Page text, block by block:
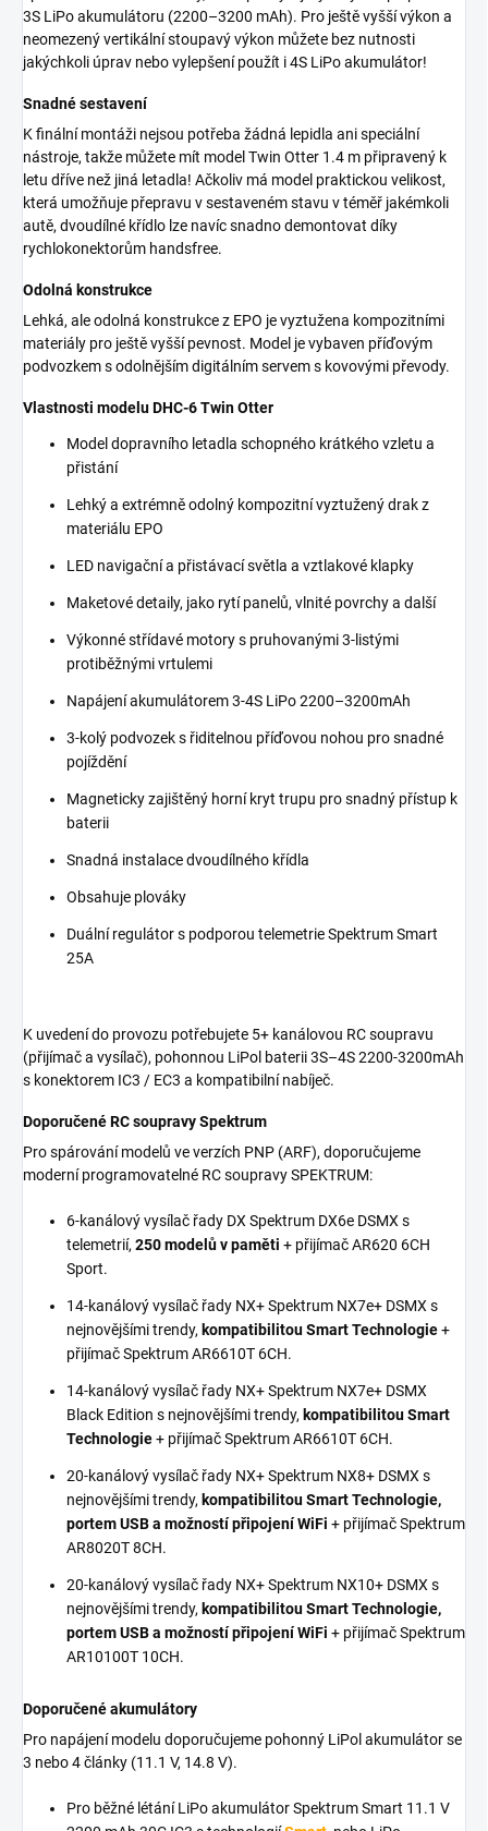
3S LiPo akumulátoru (2200–3200 mAh). Pro ještě vyšší výkon a
neomezený vertikální stoupavý výkon můžete bez nutnosti
jakýchkoli úprav nebo vylepšení použít i 4S LiPo akumulátor!
Snadné sestavení
K finální montáži nejsou potřeba žádná lepidla ani speciální
nástroje, takže můžete mít model Twin Otter 1.4 m připravený k
letu dříve než jiná letadla! Ačkoliv má model praktickou velikost,
která umožňuje přepravu v sestaveném stavu v téměř jakémkoli
autě, dvoudílné křídlo lze navíc snadno demontovat díky
rychlokonektorům handsfree.
Odolná konstrukce
Lehká, ale odolná konstrukce z EPO je vyztužena kompozitními
materiály pro ještě vyšší pevnost. Model je vybaven příďovým
podvozkem s odolnějším digitálním servem s kovovými převody.
Vlastnosti modelu DHC-6 Twin Otter
Model dopravního letadla schopného krátkého vzletu a
přistání
Lehký a extrémně odolný kompozitní vyztužený drak z
materiálu EPO
LED navigační a přistávací světla a vztlakové klapky
Maketové detaily, jako rytí panelů, vlnité povrchy a další
Výkonné střídavé motory s pruhovanými 3-listými
protiběžnými vrtulemi
Napájení akumulátorem 3-4S LiPo 2200–3200mAh
3-kolý podvozek s řiditelnou příďovou nohou pro snadné
pojíždění
Magneticky zajištěný horní kryt trupu pro snadný přístup k
baterii
Snadná instalace dvoudílného křídla
Obsahuje plováky
Duální regulátor s podporou telemetrie Spektrum Smart
25A
K uvedení do provozu potřebujete 5+ kanálovou RC soupravu
(přijímač a vysílač), pohonnou LiPol baterii 3S–4S 2200-3200mAh
s konektorem IC3 / EC3 a kompatibilní nabíječ.
Doporučené RC soupravy Spektrum
Pro spárování modelů ve verzích PNP (ARF), doporučujeme
moderní programovatelné RC soupravy SPEKTRUM:
6-kanálový vysílač řady DX Spektrum DX6e DSMX s
telemetrií, 250 modelů v paměti + přijímač AR620 6CH
Sport.
14-kanálový vysílač řady NX+ Spektrum NX7e+ DSMX s
nejnovějšími trendy, kompatibilitou Smart Technologie+
přijímač Spektrum AR6610T 6CH.
14-kanálový vysílač řady NX+ Spektrum NX7e+ DSMX
Black Edition s nejnovějšími trendy, kompatibilitou Smart
Technologie+ přijímač Spektrum AR6610T 6CH.
20-kanálový vysílač řady NX+ Spektrum NX8+ DSMX s
nejnovějšími trendy, kompatibilitou Smart Technologie,
portem USB a možností připojení WiFi + přijímač Spektrum
AR8020T 8CH.
20-kanálový vysílač řady NX+ Spektrum NX10+ DSMX s
nejnovějšími trendy, kompatibilitou Smart Technologie,
portem USB a možností připojení WiFi + přijímač Spektrum
AR10100T 10CH.
Doporučené akumulátory
Pro napájení modelu doporučujeme pohonný LiPol akumulátor se
3 nebo 4 články (11.1 V, 14.8 V).
Pro běžné létání LiPo akumulátor Spektrum Smart 11.1 V